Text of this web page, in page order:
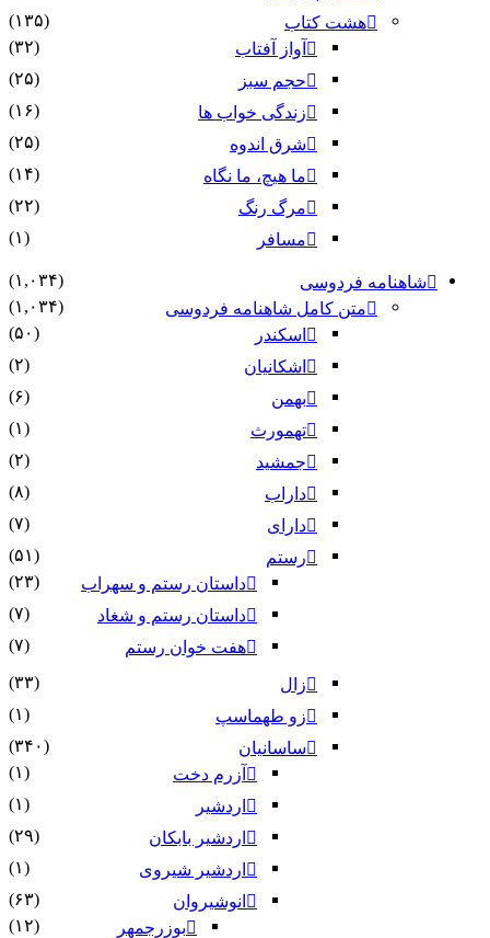
هشت کتاب
(۱۳۵)
آواز آفتاب
(۳۲)
حجم سبز
(۲۵)
زندگی خواب ها
(۱۶)
شرق اندوه
(۲۵)
ما هیچ، ما نگاه
(۱۴)
مرگ رنگ
(۲۲)
مسافر
(۱)
شاهنامه فردوسی
(۱,۰۳۴)
متن کامل شاهنامه فردوسی
(۱,۰۳۴)
اسکندر
(۵۰)
اشکانیان
(۲)
بهمن
(۶)
تهمورث
(۱)
جمشید
(۲)
داراب
(۸)
دارای
(۷)
رستم
(۵۱)
داستان رستم و سهراب
(۲۳)
داستان رستم و شغاد
(۷)
هفت خوان رستم‏
(۷)
زال
(۳۳)
زو طهماسپ‏
(۱)
ساسانیان
(۳۴۰)
آزرم دخت
(۱)
اردشیر
(۱)
اردشیر بابکان
(۲۹)
اردشیر شیروی
(۱)
انوشیروان
(۶۳)
بوزرجمهر
(۱۲)